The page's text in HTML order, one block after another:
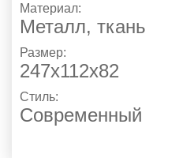
Материал:
Металл, ткань
Размер:
247х112х82
Стиль:
Современный